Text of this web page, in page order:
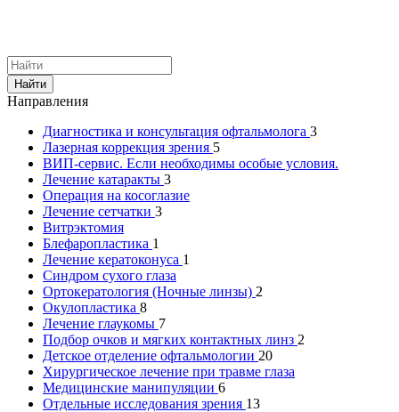
Найти
Направления
Диагностика и консультация офтальмолога 3
Лазерная коррекция зрения 5
ВИП-сервис. Если необходимы особые условия.
Лечение катаракты 3
Операция на косоглазие
Лечение сетчатки 3
Витрэктомия
Блефаропластика 1
Лечение кератоконуса 1
Синдром сухого глаза
Ортокератология (Ночные линзы) 2
Окулопластика 8
Лечение глаукомы 7
Подбор очков и мягких контактных линз 2
Детское отделение офтальмологии 20
Хирургическое лечение при травме глаза
Медицинские манипуляции 6
Отдельные исследования зрения 13